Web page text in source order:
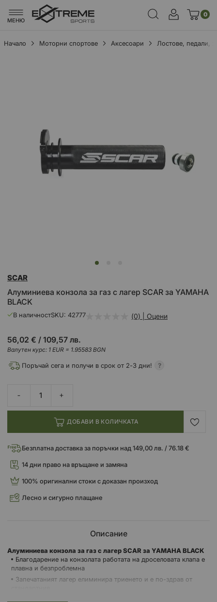
МЕНЮ
0
Начало Моторни спортове Аксесоари
Лостове, педали,
към
на
галерия
със
Алуминиева конзола за газ с лагер SCAR за YAMAHA
BLACK
SCAR
В наличностSKU 42777 (0) | Оцени
56,02 € / 109,57 лв.
Валутен курс: 1 EUR = 1.95583 BGN
Поръчай сега и получи в срок от 2-3 дни!
ДОБАВИ В КОЛИЧКАТА
Безплатна доставка за поръчки над 149,00 лв. / 76.18 €
14 дни право на връщане и замяна
100% оригинални стоки с доказан произход
Лесно и сигурно плащане
Описание
Алуминиева конзола за газ с лагер SCAR за YAMAHA BLACK
Благодарение на конзолата работата на дроселовата клапа е
плавна и безпроблемна
Запечатаният лагер елиминира триенето и е по-здрав от